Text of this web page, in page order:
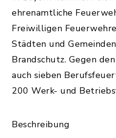
ehrenamtliche
Freiwilligen
Städten und
Brandschutz. Gegen
auch sieben
200 Werk- und
Beschreibung